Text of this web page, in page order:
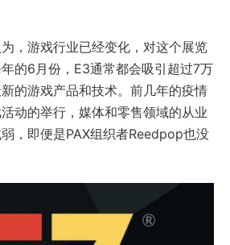
，游戏行业已经变化，对这个展览
的6月份，E3通常都会吸引超过7万
的游戏产品和技术。前几年的疫情
动的举行，媒体和零售领域的从业
，即便是PAX组织者Reedpop也没